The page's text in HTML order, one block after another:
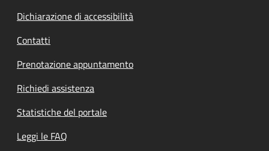
Dichiarazione di accessibilità
Contatti
Prenotazione appuntamento
Richiedi assistenza
Statistiche del portale
Leggi le FAQ